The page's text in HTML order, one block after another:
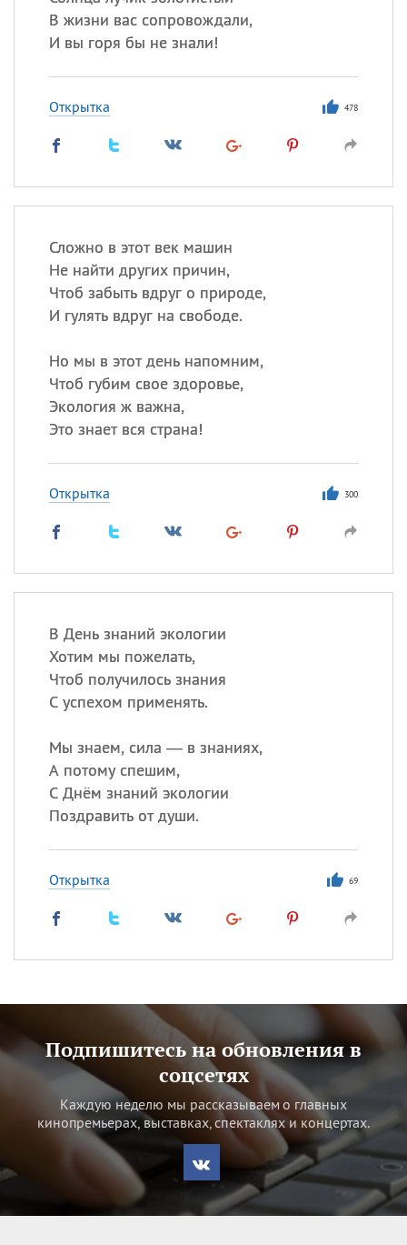
В жизни вас сопровождали,
И вы горя бы не знали!
Открытка 478
Сложно в этот век машин
Не найти других причин,
Чтоб забыть вдруг о природе,
И гулять вдруг на свободе.
Но мы в этот день напомним,
Чтоб губим свое здоровье,
Экология ж важна,
Это знает вся страна!
Открытка 300
В День знаний экологии
Хотим мы пожелать,
Чтоб получилось знания
С успехом применять.
Мы знаем, сила — в знаниях,
А потому спешим,
С Днём знаний экологии
Поздравить от души.
Открытка 69
Подпишитесь на обновления в
соцсетях
Каждую неделю мы рассказываем о главных
кинопремьерах, выставках, спектаклях и концертах.